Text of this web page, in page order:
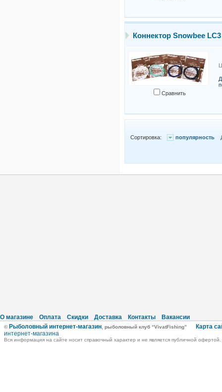
Коннектор Snowbee LC3
Сравнить
Сортировка: популярность
О магазине Оплата Скидки Доставка Контакты Вакансии
© Рыболовный интернет-магазин , рыболовный клуб “VivatFishing”
Карта
интернет-магазина
Вся информация на сайте носит справочный характер и не является публичной офертой.